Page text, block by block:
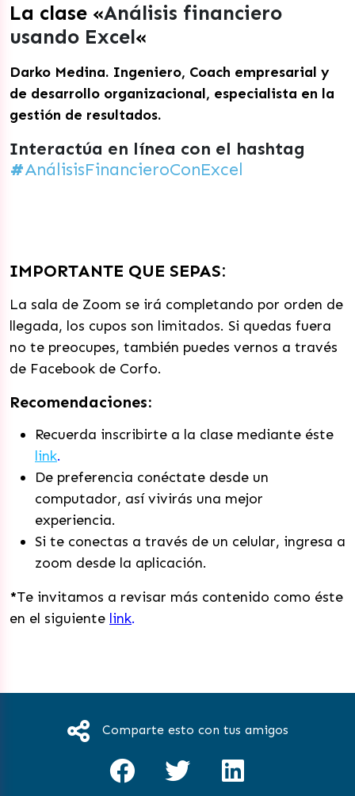
La clase «Análisis financiero
usando Excel«
Darko Medina. Ingeniero, Coach empresarial y
de desarrollo organizacional, especialista en la
gestión de resultados.
Interactúa en línea con el hashtag
#AnálisisFinancieroConExcel
IMPORTANTE QUE SEPAS:
La sala de Zoom se irá completando por orden de
llegada, los cupos son limitados. Si quedas fuera
no te preocupes, también puedes vernos a través
de Facebook de Corfo.
Recomendaciones:
Recuerda inscribirte a la clase mediante éste
link.
De preferencia conéctate desde un
computador, así vivirás una mejor
experiencia.
Si te conectas a través de un celular, ingresa a
zoom desde la aplicación.
*Te invitamos a revisar más contenido como éste
en el siguiente link.
Comparte esto con tus amigos